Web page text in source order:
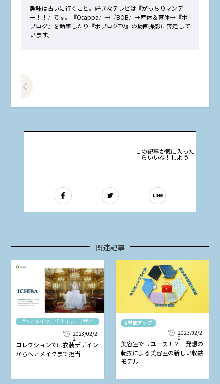
趣味は占いに行くこと。好きなテレビは『がっちりマンデ
ー！！』です。『Ocappa』→『BOB』→産休＆育休→『ボ
ブログ』を執筆したり『ボブログTV』の動画撮影に奔走して
います。
この記事が気に入った
らいいね！しよう
関連記事
#ヘアメイク、パリコレ、デザイ
ナー
2023/02/2
2
コレクションでは衣装デザイン
からヘアメイクまで担当
#単価アップ
2023/02/2
0
美容室でリユース！？ 発想の
転換による美容室の新しい収益
モデル